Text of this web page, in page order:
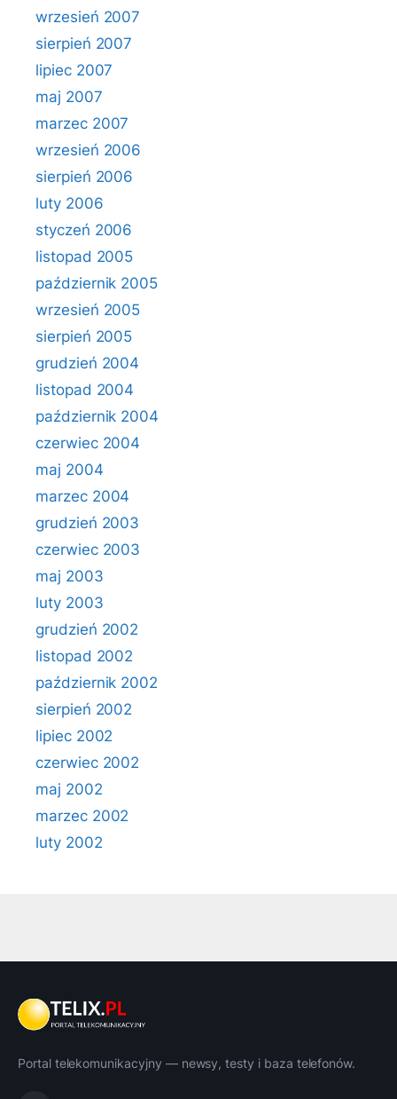
wrzesień 2007
sierpień 2007
lipiec 2007
maj 2007
marzec 2007
wrzesień 2006
sierpień 2006
luty 2006
styczeń 2006
listopad 2005
październik 2005
wrzesień 2005
sierpień 2005
grudzień 2004
listopad 2004
październik 2004
czerwiec 2004
maj 2004
marzec 2004
grudzień 2003
czerwiec 2003
maj 2003
luty 2003
grudzień 2002
listopad 2002
październik 2002
sierpień 2002
lipiec 2002
czerwiec 2002
maj 2002
marzec 2002
luty 2002
Portal telekomunikacyjny — newsy, testy i baza telefonów.